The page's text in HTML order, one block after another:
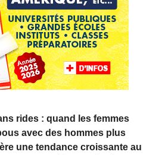
rides : quand les femmes
avec des hommes plus
une tendance croissante au